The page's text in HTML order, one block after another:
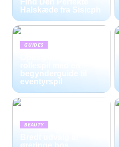
Find Den Perfekte
Halskæde fra Sisicph
GUIDES
begynderguide til
eventyrspil
BEAUTY